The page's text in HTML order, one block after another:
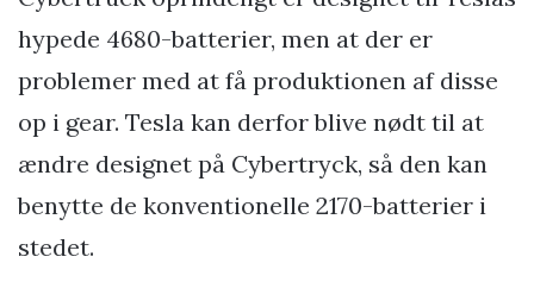
hypede 4680-batterier, men at der er
problemer med at få produktionen af disse
op i gear. Tesla kan derfor blive nødt til at
ændre designet på Cybertryck, så den kan
benytte de konventionelle 2170-batterier i
stedet.